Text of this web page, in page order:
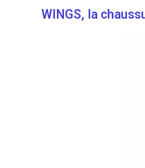
WINGS, la